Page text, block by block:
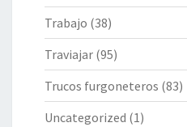
Trabajo (38)
Traviajar (95)
Trucos furgoneteros (83)
Uncategorized (1)